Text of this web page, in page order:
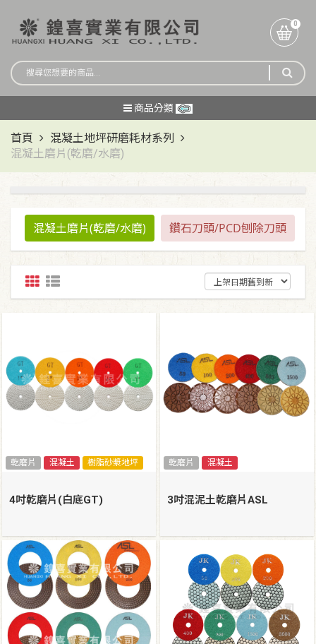
0
商品分類
首頁
混凝土地坪研磨耗材系列
混凝土磨片(乾磨/水磨)
混凝土磨片(乾磨/水磨) 鑽石刀頭/PCD刨除刀頭
乾磨片 混凝土 樹脂砂漿地坪
4吋乾磨片(白底GT)
乾磨片 混凝土
3吋混泥土乾磨片ASL